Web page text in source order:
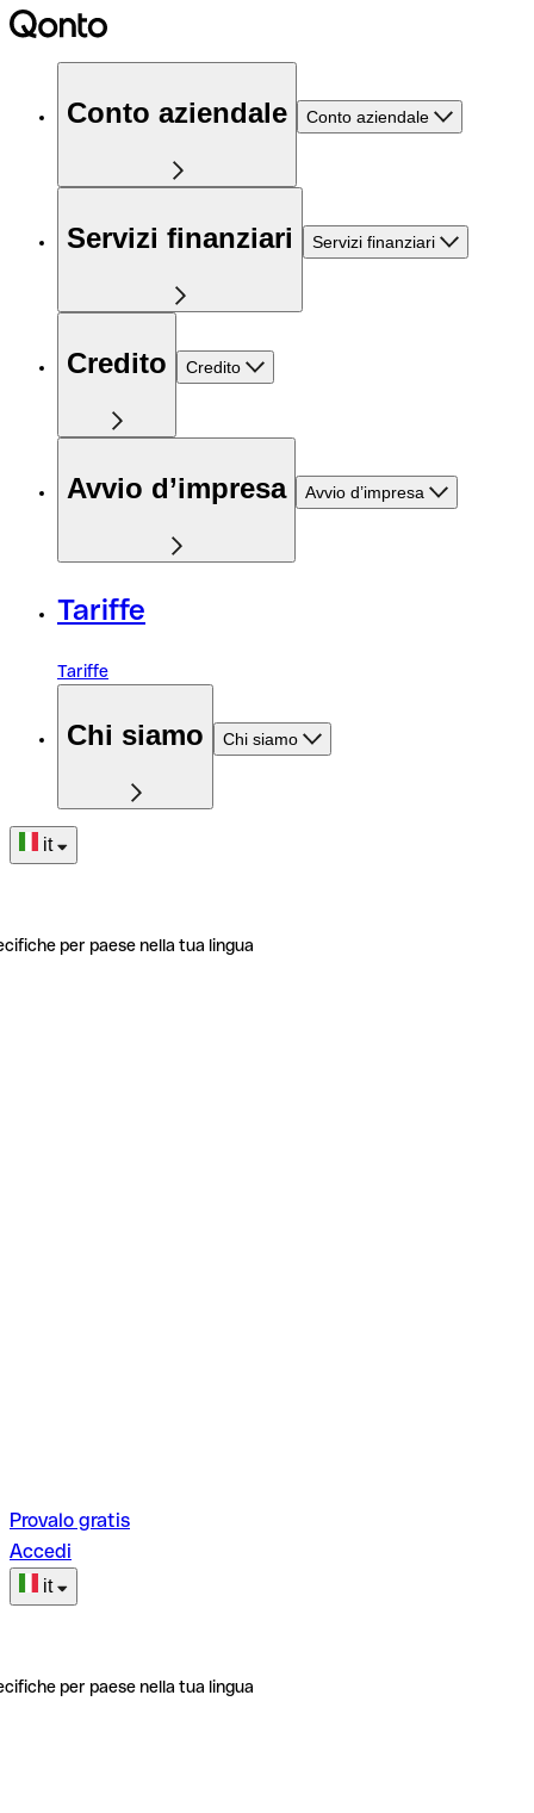
Conto aziendale Conto aziendale
Servizi finanziari Servizi finanziari
Credito Credito
Avvio d’impresa Avvio d’impresa
Tariffe
Tariffe
Chi siamo Chi siamo
it
per paese nella tua lingua
Provalo gratis
Accedi
it
per paese nella tua lingua